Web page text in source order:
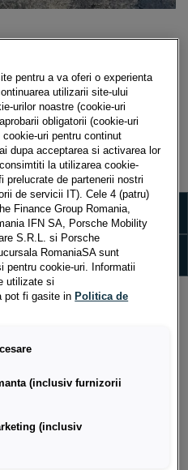
Show
și rapide de
dorit, nou sau
"one-stop-shop":
asigurări auto și nu în
eficientă a flotelor, totul
este filiala locală a
de subsidiară a Porsche
A.G. este o companie
a înființat în anul 1947 și
pentru a va oferi o experienta
utilizarii site-ului
urilor noastre (cookie-uri
obligatorii (cookie-uri
uri pentru continut
dupa acceptarea si activarea lor
la utilizarea cookie-
prelucrate de partenerii nostri
de servicii IT). Cele 4 (patru)
Finance Group Romania,
IFN SA, Porsche Mobility
S.R.L. si Porsche
RomaniaSA sunt
pentru cookie-uri. Informatii
utilizate si
pot fi gasite in Politica de
(inclusiv furnizorii
(inclusiv